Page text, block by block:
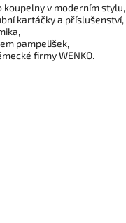
koupelny v moderním stylu,
kartáčky a příslušenství,
pampelišek,
firmy WENKO.